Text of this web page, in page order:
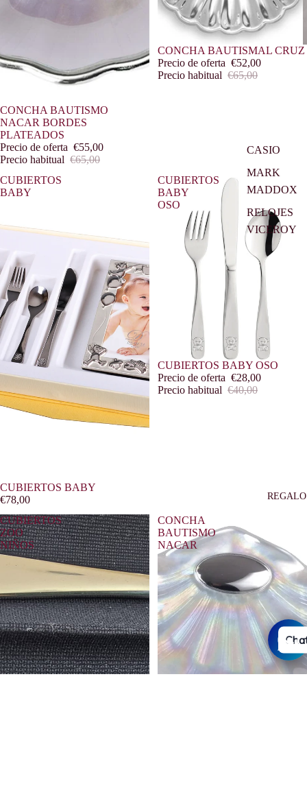
CASIO
MARK
MADDOX
RELOJES
VICEROY
Oferta
CONCHA BAUTISMO
NACAR BORDES
PLATEADOS
Precio de oferta €55,00
Precio habitual €65,00
Oferta
CONCHA BAUTISMAL CRUZ
Precio de oferta €52,00
Precio habitual €65,00
CUBIERTOS
BABY
CUBIERTOS BABY
€78,00
CUBIERTOS
BABY
OSO
Oferta
CUBIERTOS BABY OSO
Precio de oferta €28,00
Precio habitual €40,00
CUBIERTOS
ZOO
NIÑOS
CONCHA
BAUTISMO
NACAR